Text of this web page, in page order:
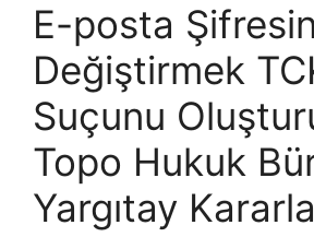
E-posta
Değiştirmek
Suçunu
Topo Hukuk
Yargıtay